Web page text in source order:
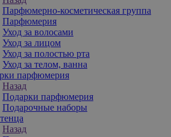
Парфюмерно-косметическая группа
Парфюмерия
Уход за волосами
Уход за лицом
Уход за полостью рта
Уход за телом, ванна
парфюмерия
Назад
Подарки парфюмерия
Подарочные наборы
Назад